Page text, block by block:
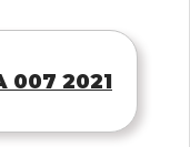
007 2021